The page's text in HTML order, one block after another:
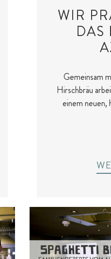
WIR
DAS
Gemeinsam
Hirschbräu
einem